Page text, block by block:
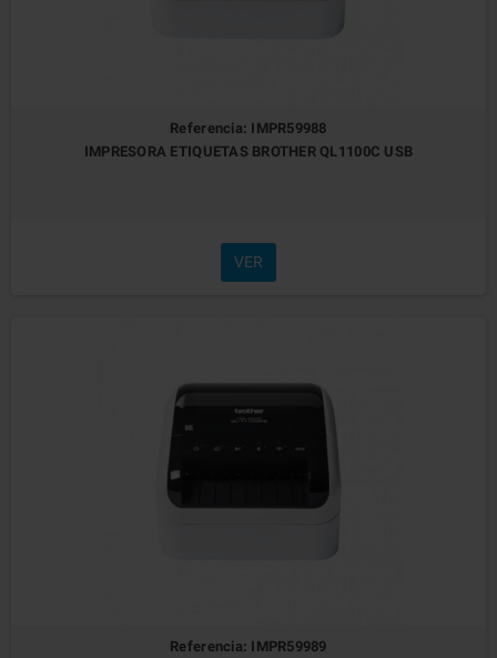
Referencia: IMPR59988
IMPRESORA ETIQUETAS BROTHER QL1100C USB
VER
Referencia: IMPR59989